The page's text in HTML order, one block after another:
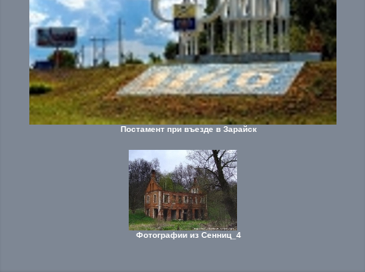
Постамент при въезде в Зарайск
Фотографии из Сенниц_4